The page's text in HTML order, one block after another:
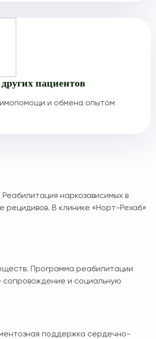
пациентов
и обмена опытом
наркозависимых в
рецидивов. В клинике «Норт-Рехаб»
Программа реабилитации
сопровождение и социальную
поддержка сердечно-